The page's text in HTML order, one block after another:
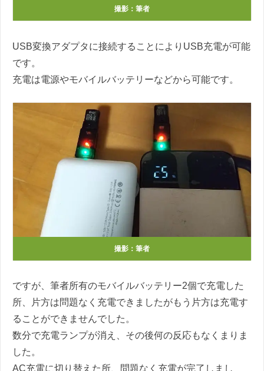
撮影：筆者
USB変換アダプタに接続することによりUSB充電が可能
です。
充電は電源やモバイルバッテリーなどから可能です。
撮影：筆者
ですが、筆者所有のモバイルバッテリー2個で充電した
所、片方は問題なく充電できましたがもう片方は充電す
ることができませんでした。
数分で充電ランプが消え、その後何の反応もなくまりま
した。
AC充電に切り替えた所、問題なく充電が完了しまし